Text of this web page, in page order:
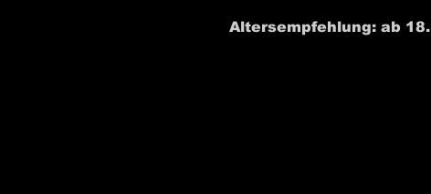
Altersempfehlung: ab 18.